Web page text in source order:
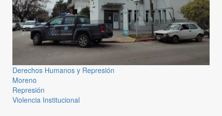
Derechos Humanos y Represión
Moreno
Represión
Violencia Institucional